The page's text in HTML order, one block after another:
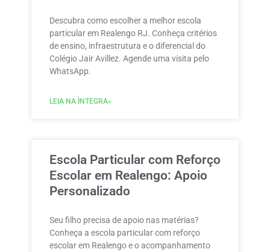
Descubra como escolher a melhor escola
particular em Realengo RJ. Conheça critérios
de ensino, infraestrutura e o diferencial do
Colégio Jair Avillez. Agende uma visita pelo
WhatsApp.
LEIA NA ÌNTEGRA»
Escola Particular com Reforço
Escolar em Realengo: Apoio
Personalizado
Seu filho precisa de apoio nas matérias?
Conheça a escola particular com reforço
escolar em Realengo e o acompanhamento